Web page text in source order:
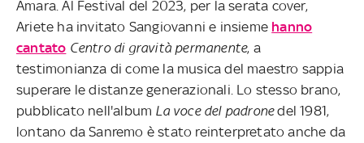
Amara. Al Festival del 2023, per la serata cover,
Ariete ha invitato Sangiovanni e insieme hanno
cantato Centro di gravità permanente, a
testimonianza di come la musica del maestro sappia
superare le distanze generazionali. Lo stesso brano,
pubblicato nell'album La voce del padronedel 1981,
lontano da Sanremo è stato reinterpretato anche da